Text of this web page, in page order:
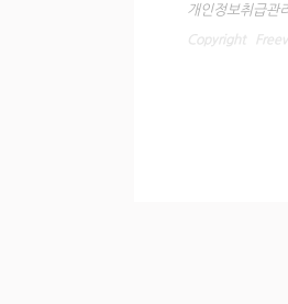
개인정보취급
Copyright